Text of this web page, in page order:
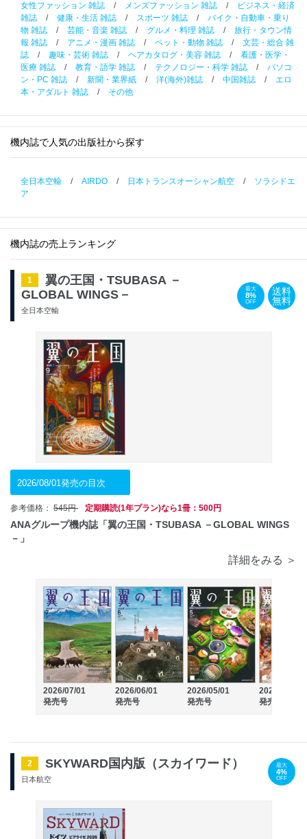
女性ファッション 雑誌 / メンズファッション 雑誌 /
ビジネス・経済
雑誌
/ 健康・生活 雑誌 / スポーツ 雑誌 /
バイク・自動車・乗り
物 雑誌
/ 芸能・音楽 雑誌 / グルメ・料理 雑誌 /
旅行・タウン情
報 雑誌
/ アニメ・漫画 雑誌 / ペット・動物 雑誌 /
文芸・総合 雑
誌
/ 趣味・芸術 雑誌 / ヘアカタログ・美容 雑誌 /
看護・医学・
医療 雑誌
/ 教育・語学 雑誌 / テクノロジー・科学 雑誌 /
パソコ
ン・PC 雑誌
/ 新聞・業界紙 / 洋(海外)雑誌 / 中国雑誌 /
エロ
本・アダルト 雑誌
/ その他
機内誌で人気の出版社から探す
全日本空輸 / AIRDO / 日本トランスオーシャン航空 /
ソラシドエ
ア
機内誌の売上ランキング
1
翼の王国・TSUBASA －
GLOBAL WINGS－
全日本空輸
最大
8%
OFF
送料
無料
2026/08/01発売の目次
参考価格： 545円 定期購読(1年プラン)なら1冊：500円
ANAグループ機内誌「翼の王国・TSUBASA －GLOBAL WINGS
－」
詳細をみる ＞
2026/07/01
発売号
2026/06/01
発売号
2026/05/01
発売号
2026/04/01
発売号
2 SKYWARD国内版（スカイワード）
日本航空
最大
4%
OFF